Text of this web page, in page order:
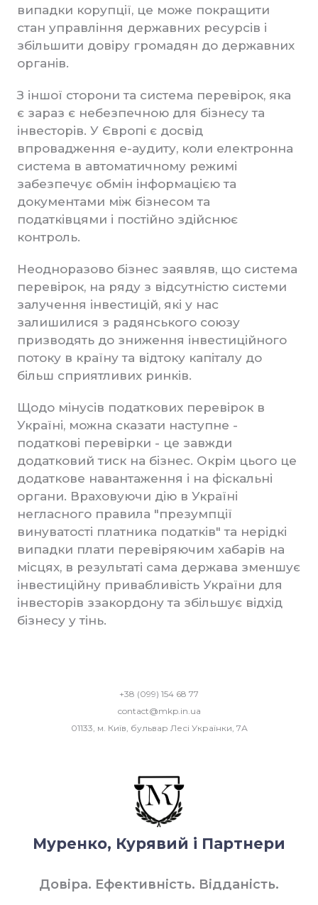
випадки корупції, це може покращити
стан управління державних ресурсів і
збільшити довіру громадян до державних
органів.
З іншої сторони та система перевірок, яка
є зараз є небезпечною для бізнесу та
інвесторів. У Європі є досвід
впровадження е-аудиту, коли електронна
система в автоматичному режимі
забезпечує обмін інформацією та
документами між бізнесом та
податківцями і постійно здійснює
контроль.
Неодноразово бізнес заявляв, що система
перевірок, на ряду з відсутністю системи
залучення інвестицій, які у нас
залишилися з радянського союзу
призводять до зниження інвестиційного
потоку в країну та відтоку капіталу до
більш сприятливих ринків.
Щодо мінусів податкових перевірок в
Україні, можна сказати наступне -
податкові перевірки - це завжди
додатковий тиск на бізнес. Окрім цього це
додаткове навантаження і на фіскальні
органи. Враховуючи дію в Україні
негласного правила "презумпції
винуватості платника податків" та нерідкі
випадки плати перевіряючим хабарів на
місцях, в результаті сама держава зменшує
інвестиційну привабливість України для
інвесторів ззакордону та збільшує відхід
бізнесу у тінь.
+38 (099) 154 68 77
contact@mkp.in.ua
01133, м. Київ, бульвар Лесі Українки, 7А
Муренко, Курявий і Партнери
Довіра. Ефективність. Відданість.